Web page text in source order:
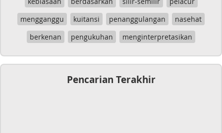
mengganggu
kuitansi penanggulangan
nasehat
berkenan
pengukuhan menginterpretasikan
Pencarian Terakhir